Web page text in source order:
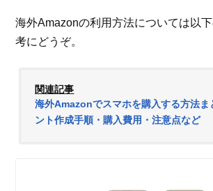
海外Amazonの利用方法については以
考にどうぞ。
関連記事
海外Amazonでスマホを購入する方法ま
ント作成手順・購入費用・注意点など